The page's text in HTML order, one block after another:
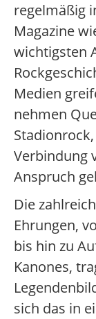
regelmäßig
Magazine
wichtigsten
Medien
nehmen
Verbindung
Anspruch
Die
Ehrungen,
bis hin zu
Kanones,
sich das in